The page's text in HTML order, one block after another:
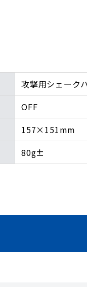
攻撃用シェーク
OFF
157×151mm
80g±